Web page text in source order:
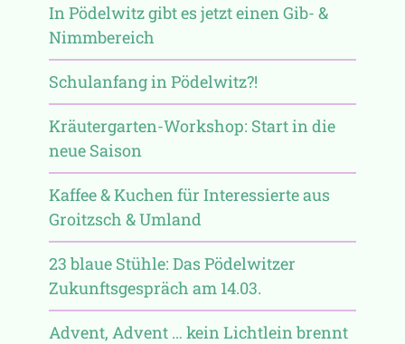
In Pödelwitz gibt es jetzt einen Gib- &
Nimmbereich
Schulanfang in Pödelwitz?!
Kräutergarten-Workshop: Start in die
neue Saison
Kaffee & Kuchen für Interessierte aus
Groitzsch & Umland
23 blaue Stühle: Das Pödelwitzer
Zukunftsgespräch am 14.03.
Advent, Advent … kein Lichtlein brennt